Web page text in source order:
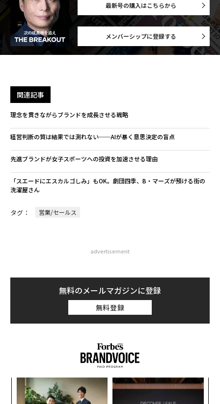
最新号の購入はこちらから
メンバーシップに登録する
関連記事
理念を貫きながらブランドを成長させる戦略
経営判断の質は結果では測れない──AIが暴く意思決定の盲点
先進ブランドが女子スポーツへの投資を加速させる理由
「スエードにエスカルゴしみ」もOK。劇団四季、B・マーズが預ける街の
洗濯屋さん
タグ： 営業/セールス
advertisement
無料のメールマガジンに登録
無料登録